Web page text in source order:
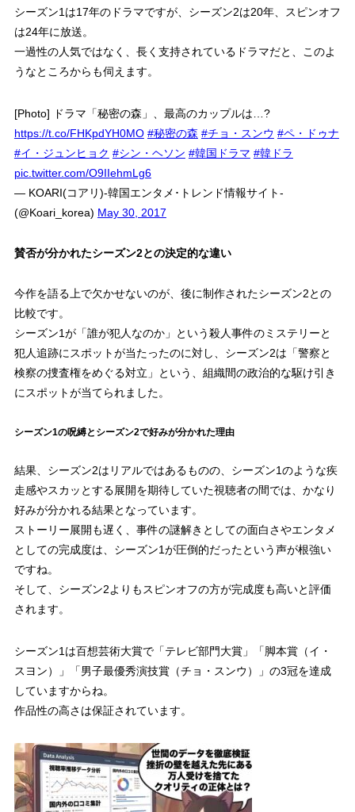
シーズン1は17年のドラマですが、シーズン2は20年、スピンオフ
は24年に放送。
一過性の人気ではなく、長く支持されているドラマだと、このよ
うなところからも伺えます。
[Photo] ドラマ「秘密の森」、最高のカップルは…?
https://t.co/FHKpdYH0MO #秘密の森 #チョ・スンウ #ペ・ドゥナ
#イ・ジュンヒョク #シン・ヘソン #韓国ドラマ #韓ドラ
pic.twitter.com/O9IIehmLg6
— KOARI(コアリ)-韓国エンタメ･トレンド情報サイト-
(@Koari_korea) May 30, 2017
賛否が分かれたシーズン2との決定的な違い
今作を語る上で欠かせないのが、後に制作されたシーズン2との
比較です。
シーズン1が「誰が犯人なのか」という殺人事件のミステリーと
犯人追跡にスポットが当たったのに対し、シーズン2は「警察と
検察の捜査権をめぐる対立」という、組織間の政治的な駆け引き
にスポットが当てられました。
シーズン1の呪縛とシーズン2で好みが分かれた理由
結果、シーズン2はリアルではあるものの、シーズン1のような疾
走感やスカッとする展開を期待していた視聴者の間では、かなり
好みが分かれる結果となっています。
ストーリー展開も遅く、事件の謎解きとしての面白さやエンタメ
としての完成度は、シーズン1が圧倒的だったという声が根強い
ですね。
そして、シーズン2よりもスピンオフの方が完成度も高いと評価
されます。
シーズン1は百想芸術大賞で「テレビ部門大賞」「脚本賞（イ・
スヨン）」「男子最優秀演技賞（チョ・スンウ）」の3冠を達成
していますからね。
作品性の高さは保証されています。